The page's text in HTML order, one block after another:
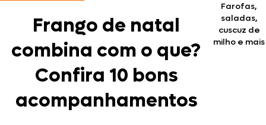
Frango de natal
combina com o que?
Confira 10 bons
acompanhamentos
Farofas,
saladas,
cuscuz de
milho e mais